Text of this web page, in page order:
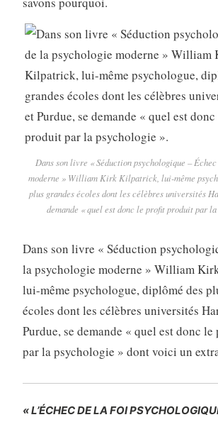
Dans son livre « Séduction psychologique –
moderne » William Kirk Kilpatrick, lui-même
plus grandes écoles dont les célèbres universités
demande « quel est donc le profit produit par la
Dans son livre « Séduction
la psychologie moderne » William
lui-même psychologue, diplômé des
écoles dont les célèbres universités
Purdue, se demande « quel est donc
par la psychologie » dont voici un
« L’ÉCHEC DE LA FOI